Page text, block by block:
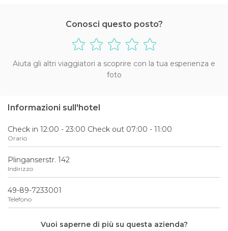
Conosci questo posto?
Aiuta gli altri viaggiatori a scoprire con la tua esperienza e
foto
Informazioni sull'hotel
Check in 12:00 - 23:00 Check out 07:00 - 11:00
Orario
Plinganserstr. 142
Indirizzo
49-89-7233001
Telefono
Vuoi saperne di più su questa azienda?